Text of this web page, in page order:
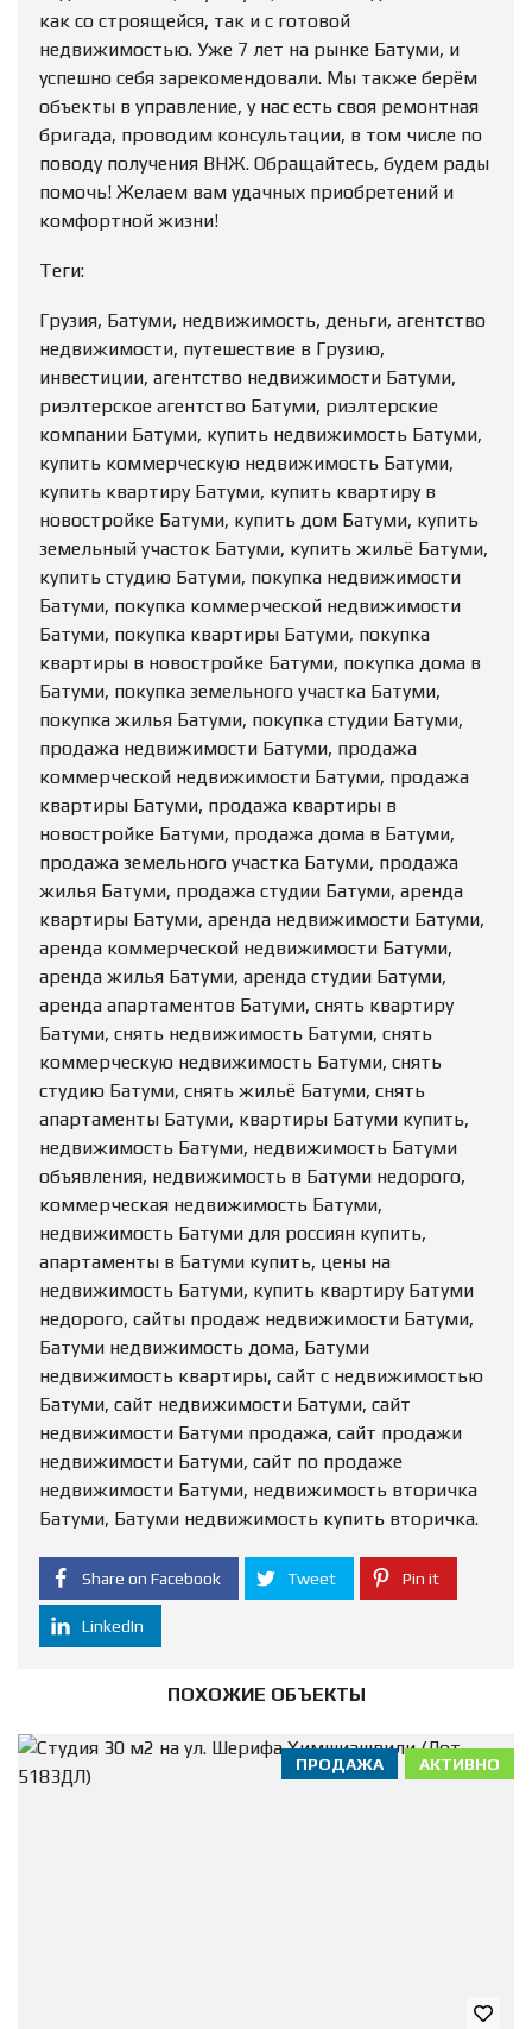
как со строящейся, так и с готовой
недвижимостью. Уже 7 лет на рынке Батуми, и
успешно себя зарекомендовали. Мы также берём
объекты в управление, у нас есть своя ремонтная
бригада, проводим консультации, в том числе по
поводу получения ВНЖ. Обращайтесь, будем рады
помочь! Желаем вам удачных приобретений и
комфортной жизни!
Теги:
Грузия, Батуми, недвижимость, деньги, агентство
недвижимости, путешествие в Грузию,
инвестиции, агентство недвижимости Батуми,
риэлтерское агентство Батуми, риэлтерские
компании Батуми, купить недвижимость Батуми,
купить коммерческую недвижимость Батуми,
купить квартиру Батуми, купить квартиру в
новостройке Батуми, купить дом Батуми, купить
земельный участок Батуми, купить жильё Батуми,
купить студию Батуми, покупка недвижимости
Батуми, покупка коммерческой недвижимости
Батуми, покупка квартиры Батуми, покупка
квартиры в новостройке Батуми, покупка дома в
Батуми, покупка земельного участка Батуми,
покупка жилья Батуми, покупка студии Батуми,
продажа недвижимости Батуми, продажа
коммерческой недвижимости Батуми, продажа
квартиры Батуми, продажа квартиры в
новостройке Батуми, продажа дома в Батуми,
продажа земельного участка Батуми, продажа
жилья Батуми, продажа студии Батуми, аренда
квартиры Батуми, аренда недвижимости Батуми,
аренда коммерческой недвижимости Батуми,
аренда жилья Батуми, аренда студии Батуми,
аренда апартаментов Батуми, снять квартиру
Батуми, снять недвижимость Батуми, снять
коммерческую недвижимость Батуми, снять
студию Батуми, снять жильё Батуми, снять
апартаменты Батуми, квартиры Батуми купить,
недвижимость Батуми, недвижимость Батуми
объявления, недвижимость в Батуми недорого,
коммерческая недвижимость Батуми,
недвижимость Батуми для россиян купить,
апартаменты в Батуми купить, цены на
недвижимость Батуми, купить квартиру Батуми
недорого, сайты продаж недвижимости Батуми,
Батуми недвижимость дома, Батуми
недвижимость квартиры, сайт с недвижимостью
Батуми, сайт недвижимости Батуми, сайт
недвижимости Батуми продажа, сайт продажи
недвижимости Батуми, сайт по продаже
недвижимости Батуми, недвижимость вторичка
Батуми, Батуми недвижимость купить вторичка.
Share on Facebook Tweet Pin it
LinkedIn
ПОХОЖИЕ ОБЪЕКТЫ
АКТИВНО
ПРОДАЖА